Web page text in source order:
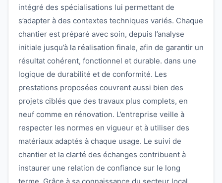
intégré des spécialisations lui permettant de
s’adapter à des contextes techniques variés. Chaque
chantier est préparé avec soin, depuis l’analyse
initiale jusqu’à la réalisation finale, afin de garantir un
résultat cohérent, fonctionnel et durable. dans une
logique de durabilité et de conformité. Les
prestations proposées couvrent aussi bien des
projets ciblés que des travaux plus complets, en
neuf comme en rénovation. L’entreprise veille à
respecter les normes en vigueur et à utiliser des
matériaux adaptés à chaque usage. Le suivi de
chantier et la clarté des échanges contribuent à
instaurer une relation de confiance sur le long